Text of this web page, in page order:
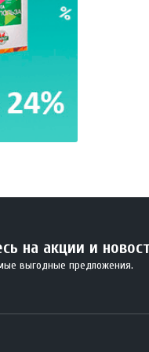
на акции и
выгодные предложения.